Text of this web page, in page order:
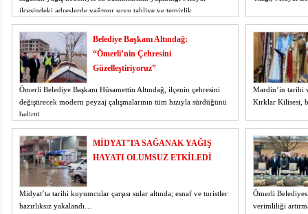
ilçesindeki adreslerde yağmur suyu tahliye ve temizlik
çalışmalarını sürdürdü.
Belediye Başkanı Altındağ:
“Ömerli’nin Çehresini
Güzelleştiriyoruz”
Ömerli Belediye Başkanı Hüsamettin Altındağ, ilçenin çehresini
değiştirecek modern peyzaj çalışmalarının tüm hızıyla sürdüğünü
belirtti.
Mardin’in tarihi
Kırklar Kilisesi,
MİDYAT’TA SAĞANAK YAĞIŞ
HAYATI OLUMSUZ ETKİLEDİ
Midyat’ta tarihi kuyumcular çarşısı sular altında; esnaf ve turistler
hazırlıksız yakalandı…
Ömerli
verimliliği